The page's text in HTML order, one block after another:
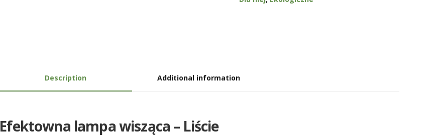
Description Additional information
Efektowna lampa wisząca – Liście